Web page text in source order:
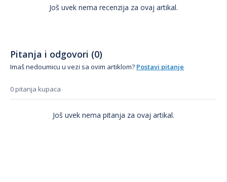
Još uvek nema recenzija za ovaj artikal.
Pitanja i odgovori (0)
Imaš nedoumicu u vezi sa ovim artiklom? Postavi pitanje
0 pitanja kupaca
Još uvek nema pitanja za ovaj artikal.